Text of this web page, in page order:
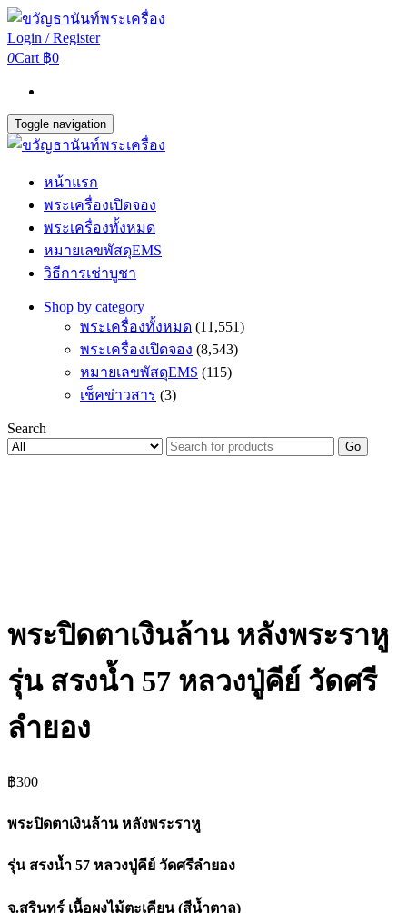
Login / Register
0Cart ฿0
Toggle navigation
หน้าแรก
พระเครื่องเปิดจอง
พระเครื่องทั้งหมด
หมายเลขพัสดุEMS
วิธีการเช่าบูชา
Shop by category
พระเครื่องทั้งหมด (11,551)
พระเครื่องเปิดจอง (8,543)
หมายเลขพัสดุEMS (115)
เช็คข่าวสาร (3)
Search
Go
พระปิดตาเงินล้าน หลังพระราหู
รุ่น สรงน้ำ 57 หลวงปู่คีย์ วัดศรี
ลำยอง
฿300
พระปิดตาเงินล้าน หลังพระราหู
รุ่น สรงน้ำ 57 หลวงปู่คีย์ วัดศรีลำยอง
จ.สุรินทร์ เนื้อผงไม้ตะเคียน (สีน้ำตาล)